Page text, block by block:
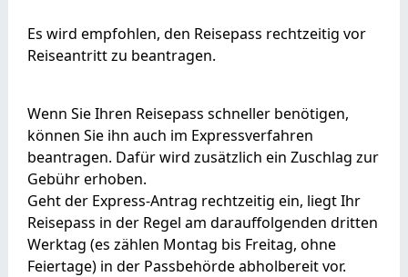
Es wird empfohlen, den Reisepass rechtzeitig vor
Reiseantritt zu beantragen.
Wenn Sie Ihren Reisepass schneller benötigen,
können Sie ihn auch im Expressverfahren
beantragen. Dafür wird zusätzlich ein Zuschlag zur
Gebühr erhoben.
Geht der Express-Antrag rechtzeitig ein, liegt Ihr
Reisepass in der Regel am darauffolgenden dritten
Werktag (es zählen Montag bis Freitag, ohne
Feiertage) in der Passbehörde abholbereit vor.